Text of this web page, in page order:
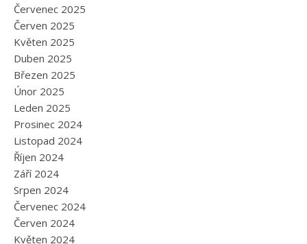
Červenec 2025
Červen 2025
Květen 2025
Duben 2025
Březen 2025
Únor 2025
Leden 2025
Prosinec 2024
Listopad 2024
Říjen 2024
Září 2024
Srpen 2024
Červenec 2024
Červen 2024
Květen 2024